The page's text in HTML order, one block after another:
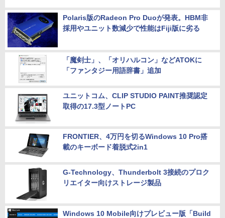
Polaris版のRadeon Pro Duoが発表。HBM非
採用やユニット数減少で性能はFiji版に劣る
「魔剣士」、「オリハルコン」などATOKに
「ファンタジー用語辞書」追加
ユニットコム、CLIP STUDIO PAINT推奨認定
取得の17.3型ノートPC
FRONTIER、4万円を切るWindows 10 Pro搭
載のキーボード着脱式2in1
G-Technology、Thunderbolt 3接続のプロク
リエイター向けストレージ製品
Windows 10 Mobile向けプレビュー版「Build